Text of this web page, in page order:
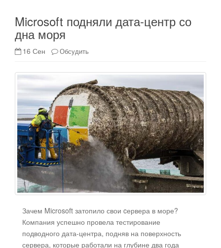
Microsoft подняли дата-центр со
дна моря
16 Сен Обсудить
Зачем Microsoft затопило свои cервера в море?
Компания успешно провела тестирование
подводного дата-центра, подняв на поверхность
сервера, которые работали на глубине два года